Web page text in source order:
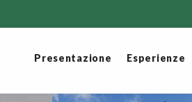
Presentazione Esperienze